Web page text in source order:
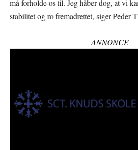
må forholde os til. Jeg håber dog, at vi
stabilitet og ro fremadrettet, siger Peder
ANNONCE